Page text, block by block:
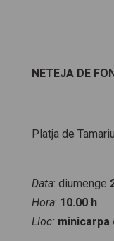
NETEJA DE
Platja de Tamariu
Data: diumenge
Hora: 10.00 h
Lloc: minicarpa